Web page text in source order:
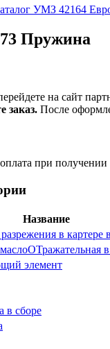
УМЗ 42164
Пружина
на сайт
заказ. После
при получении
Название
в картере
элемент
в сборе